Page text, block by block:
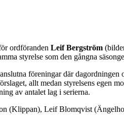
ordföranden Leif Bergström
styrelse som den gångna
föreningar där
allt medan styrelsens egen
av antalet lag i serierna.
(Klippan), Leif Blomqvist